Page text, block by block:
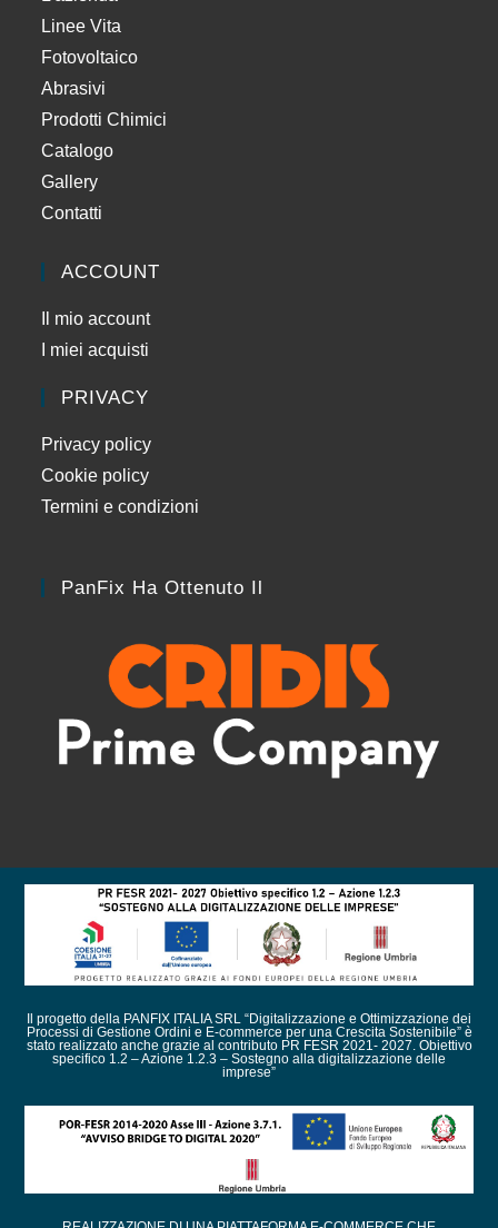
Linee Vita
Fotovoltaico
Abrasivi
Prodotti Chimici
Catalogo
Gallery
Contatti
ACCOUNT
Il mio account
I miei acquisti
PRIVACY
Privacy policy
Cookie policy
Termini e condizioni
PanFix Ha Ottenuto Il
Il progetto della PANFIX ITALIA SRL “Digitalizzazione e Ottimizzazione dei
Processi di Gestione Ordini e E-commerce per una Crescita Sostenibile” è
stato realizzato anche grazie al contributo PR FESR 2021- 2027. Obiettivo
specifico 1.2 – Azione 1.2.3 – Sostegno alla digitalizzazione delle
imprese”